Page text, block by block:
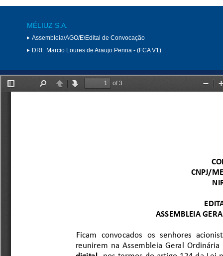
MÉLIUZ S.A.
Assembleia\AGO/E\Edital de Convocação
DRI: Marcio Loures de Araujo Penna - (FCA V1)